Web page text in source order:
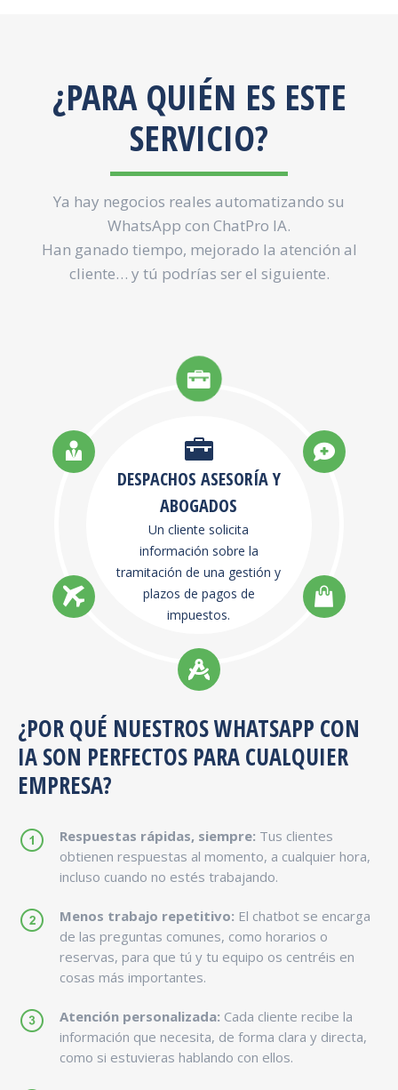
¿PARA QUIÉN ES ESTE
SERVICIO?
Ya hay negocios reales automatizando su
WhatsApp con ChatPro IA.
Han ganado tiempo, mejorado la atención al
cliente… y tú podrías ser el siguiente.
DESPACHOS ASESORÍA Y
ABOGADOS
Un cliente solicita
información sobre la
tramitación de una gestión y
plazos de pagos de
impuestos.
¿POR QUÉ NUESTROS WHATSAPP CON
IA SON PERFECTOS PARA CUALQUIER
EMPRESA?
Respuestas rápidas, siempre: Tus clientes
obtienen respuestas al momento, a cualquier hora,
incluso cuando no estés trabajando.
Menos trabajo repetitivo: El chatbot se encarga
de las preguntas comunes, como horarios o
reservas, para que tú y tu equipo os centréis en
cosas más importantes.
Atención personalizada: Cada cliente recibe la
información que necesita, de forma clara y directa,
como si estuvieras hablando con ellos.